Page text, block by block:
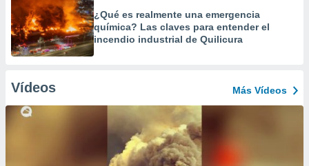
¿Qué es realmente una emergencia
química? Las claves para entender el
incendio industrial de Quilicura
Vídeos Más Vídeos